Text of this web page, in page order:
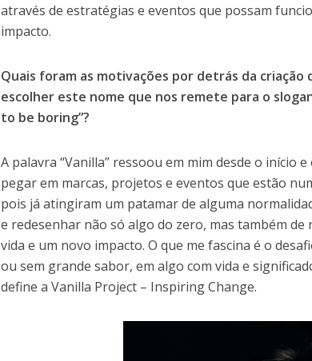
através de estratégias e eventos que possam
impacto.
Quais foram as motivações por detrás da
escolher este nome que nos remete para o
to be boring”?
A palavra “Vanilla” ressoou em mim desde o início
pegar em marcas, projetos e eventos que estão
pois já atingiram um patamar de alguma
e redesenhar não só algo do zero, mas também
vida e um novo impacto. O que me fascina é o
ou sem grande sabor, em algo com vida e
define a Vanilla Project – Inspiring Change.